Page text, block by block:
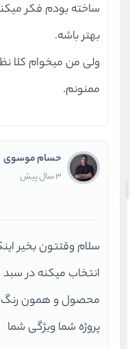
ساخته بودم فکر
بهتر باشه.
ولی من میخوام کلا
ممنونم.
حسام موسوی
3 سال پیش
سلام وقتتون بخیر
انتخاب میکنه در
محصول و همون رنگ
پروژه شما ویژگی شما